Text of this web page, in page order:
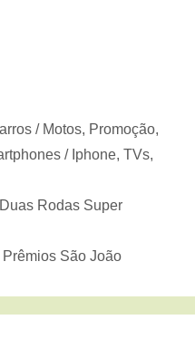
/ Motos, Promoção,
/ Iphone, TVs,
Rodas Super
São João